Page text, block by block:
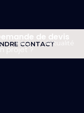
de devis
projet ?
FAQ Actualité
CONTACT